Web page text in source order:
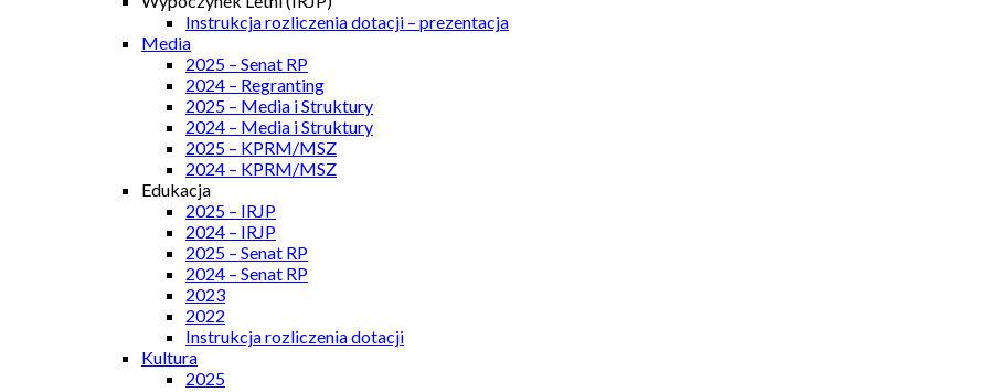
Instrukcja rozliczenia dotacji – prezentacja
Media
2025 – Senat RP
2024 – Regranting
2025 – Media i Struktury
2024 – Media i Struktury
2025 – KPRM/MSZ
2024 – KPRM/MSZ
Edukacja
2025 – IRJP
2024 – IRJP
2025 – Senat RP
2024 – Senat RP
2023
2022
Instrukcja rozliczenia dotacji
Kultura
2025